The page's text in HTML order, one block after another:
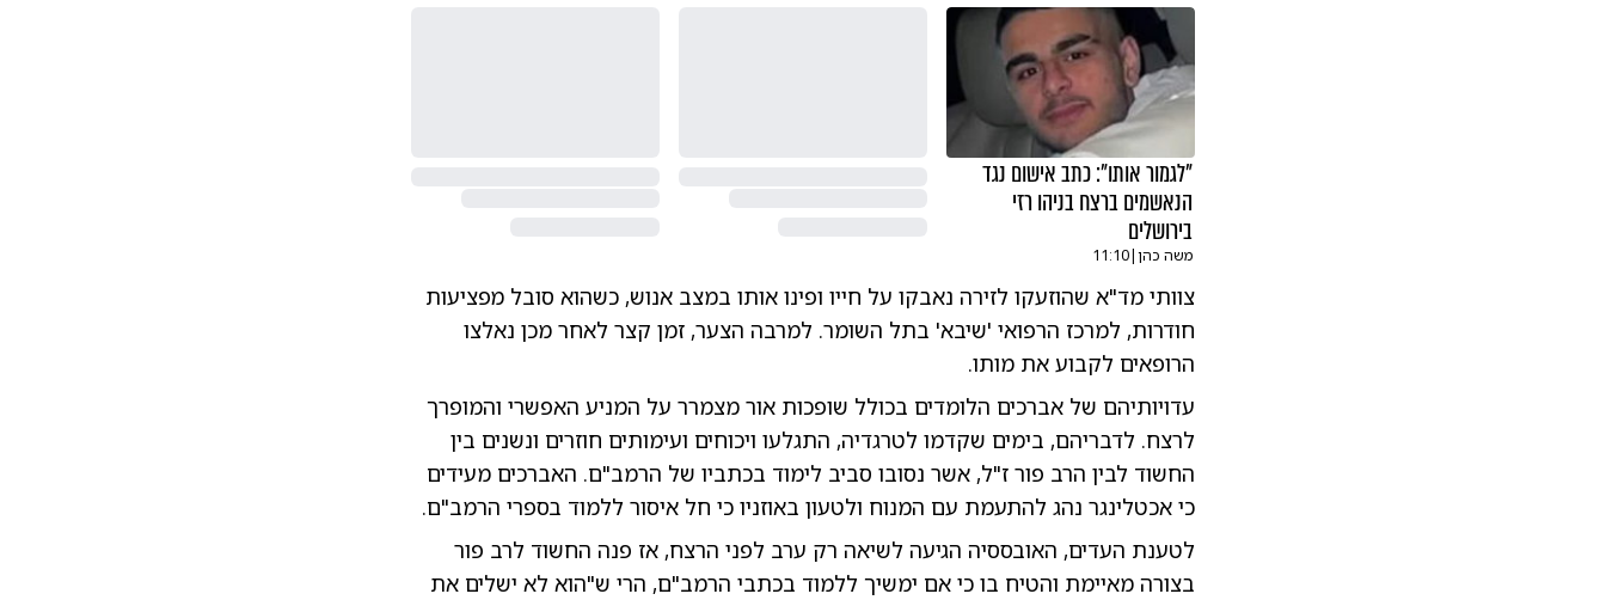
"לגמור אותו": כתב אישום נגד
הנאשמים ברצח בניהו רזי
בירושלים
משה כהן|
11:10
צוותי מד"א שהוזעקו לזירה נאבקו על חייו ופינו אותו במצב אנוש, כשהוא סובל מפציעות
חודרות, למרכז הרפואי 'שיבא' בתל השומר. למרבה הצער, זמן קצר לאחר מכן נאלצו
הרופאים לקבוע את מותו.
עדויותיהם של אברכים הלומדים בכולל שופכות אור מצמרר על המניע האפשרי והמופרך
לרצח. לדבריהם, בימים שקדמו לטרגדיה, התגלעו ויכוחים ועימותים חוזרים ונשנים בין
החשוד לבין הרב פור ז"ל, אשר נסובו סביב לימוד בכתביו של הרמב"ם. האברכים מעידים
כי אכטלינגר נהג להתעמת עם המנוח ולטעון באוזניו כי חל איסור ללמוד בספרי הרמב"ם.
לטענת העדים, האובססיה הגיעה לשיאה רק ערב לפני הרצח, אז פנה החשוד לרב פור
בצורה מאיימת והטיח בו כי אם ימשיך ללמוד בכתבי הרמב"ם, הרי ש"הוא לא ישלים את